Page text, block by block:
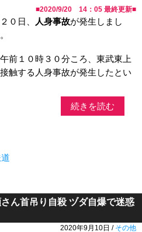
■2020/9/20 14：05 最終更新■
０日、 人身事故が発生しまし
前１０時３０分ころ、東武東上
触する人身事故が発生したとい
続きを読む
ん首吊り自殺 ヅダ自爆で迷惑
2020年9月10日 / その他